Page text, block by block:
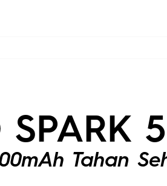
Compare Models
Compare Models
SPARK
Tahan